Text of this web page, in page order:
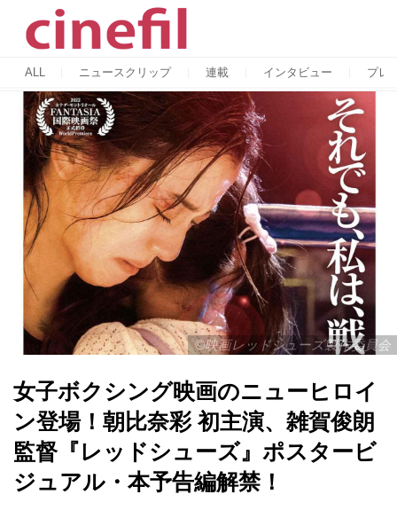
ALL ニュースクリップ 連載 インタビュー プレ
©映画レッドシューズ製作委員会
女子ボクシング映画のニューヒロイ
ン登場！朝比奈彩 初主演、雑賀俊朗
監督『レッドシューズ』ポスタービ
ジュアル・本予告編解禁！